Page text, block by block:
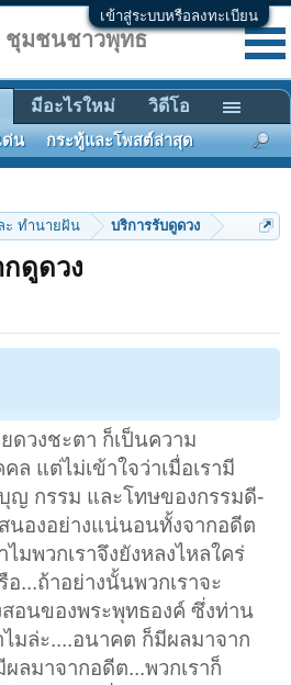
เข้าสู่ระบบหรือลงทะเบียน
ะ ทำนายฝัน บริการรับดูดวง
ดูดวง
ดวงชะตา ก็เป็นความ
ล แต่ไม่เข้าใจว่าเมื่อเรามี
ญ กรรม และโทษของกรรมดี-
นองอย่างแน่นอนทั้งจากอดีต
มพวกเราจึงยังหลงไหลใคร่
อ...ถ้าอย่างนั้นพวกเราจะ
อนของพระพุทธองค์ ซึ่งท่าน
มล่ะ....อนาคต ก็มีผลมาจาก
ลมาจากอดีต...พวกเราก็
ชุมชนชาวพุทธ
ด่น กระทู้และโพสต์ล่าสุด
มีอะไรใหม่ วิดีโอ